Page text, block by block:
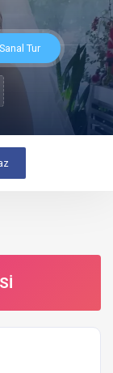
Sanal Tur